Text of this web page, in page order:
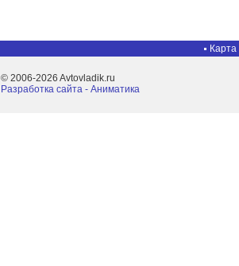
Карта
© 2006-2026 Avtovladik.ru
Разработка сайта - Aниматика